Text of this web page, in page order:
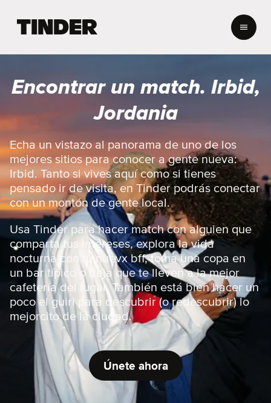
r
n
c
i
o
Encontrar un match. Irbid,
Jordania
Echa un vistazo al panorama de uno de los
mejores sitios para conocer a gente nueva:
Irbid. Tanto si vives aquí como si tienes
pensado ir de visita, en Tinder podrás conectar
con un montón de gente local.
Usa Tinder para hacer match con alguien que
comparta tus intereses, explora la vida
nocturna con tu nuevx bff, toma una copa en
un bar típico o deja que te lleven a la mejor
cafetería del lugar. También está bien hacer un
poco el guiri para descubrir (o redescubrir) lo
mejorcito de la ciudad.
Únete ahora